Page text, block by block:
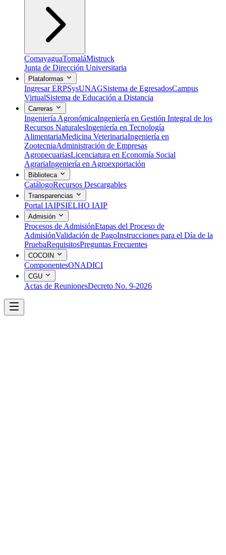
ComayaguaTomaláMistruck
Junta de Dirección Universitaria
Plataformas
Ingresar ERPSysUNAGSistema de EgresadosCampus
VirtualSistema de Educación a Distancia
Carreras
Ingeniería AgronómicaIngeniería en Gestión Integral de los
Recursos NaturalesIngeniería en Tecnología
AlimentariaMedicina VeterinariaIngeniería en
ZootecniaAdministración de Empresas
AgropecuariasLicenciatura en Economía Social
AgrariaIngeniería en Agroexportación
Biblioteca
CatálogoRecursos Descargables
Transparencias
Portal IAIPSIELHO IAIP
Admisión
Procesos de AdmisiónEtapas del Proceso de
AdmisiónValidación de PagoInstrucciones para el Día de la
PruebaRequisitosPreguntas Frecuentes
COCOIN
ComponentesONADICI
CGU
Actas de ReunionesDecreto No. 9-2026